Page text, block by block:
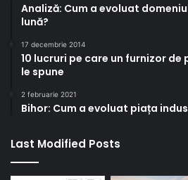
Analiză: Cum a evoluat
lună?
17 decembrie 2014
10 lucruri pe care un furnizor
le spune
2 februarie 2021
Bihor: Cum a evoluat piața
Last Modified Posts